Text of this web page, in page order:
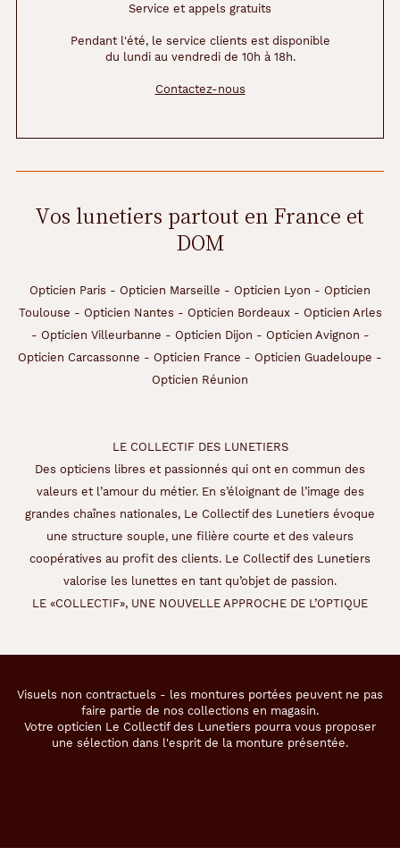
mm
mm
Détails
techniques
monture
Pantos
Couleur
monture
Brun
Service et appels gratuits
Pendant l'été, le service clients est disponible
du lundi au vendredi de 10h à 18h.
Contactez-nous
Vos lunetiers partout en France et
DOM
Opticien Paris - Opticien Marseille - Opticien Lyon - Opticien
Toulouse - Opticien Nantes - Opticien Bordeaux- Opticien Arles
- Opticien Villeurbanne - Opticien Dijon - Opticien Avignon -
Opticien Carcassonne - Opticien France - Opticien Guadeloupe -
Opticien Réunion
LE COLLECTIF DES LUNETIERS
Des opticiens libres et passionnés qui ont en commun des
valeurs et l’amour du métier. En s’éloignant de l’image des
grandes chaînes nationales, Le Collectif des Lunetiers évoque
une structure souple, une filière courte et des valeurs
coopératives au profit des clients. Le Collectif des Lunetiers
valorise les lunettes en tant qu’objet de passion.
LE «COLLECTIF», UNE NOUVELLE APPROCHE DE L’OPTIQUE
Visuels non contractuels - les montures portées peuvent ne pas
faire partie de nos collections en magasin.
Votre opticien Le Collectif des Lunetiers pourra vous proposer
une sélection dans l'esprit de la monture présentée.